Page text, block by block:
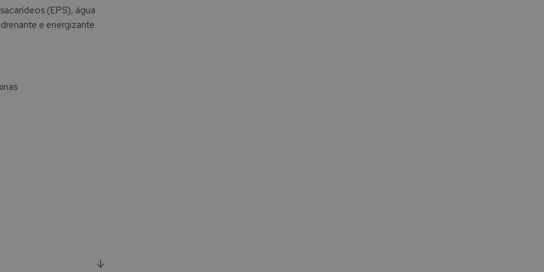
(EPS), água
e energizante